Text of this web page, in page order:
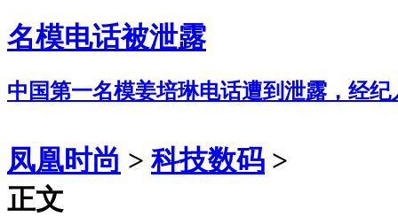
名模电话被泄露
中国第一名模姜培琳电话遭到泄露，经
凤凰时尚 > 科技数码 >
正文